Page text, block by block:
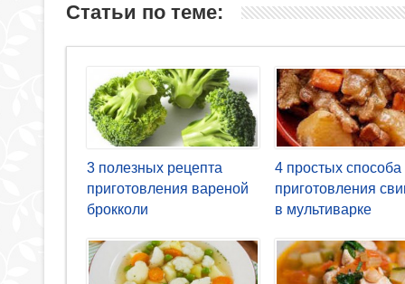
Статьи по теме:
3 полезных рецепта
приготовления вареной
брокколи
4 простых способа
приготовления
в мультиварке